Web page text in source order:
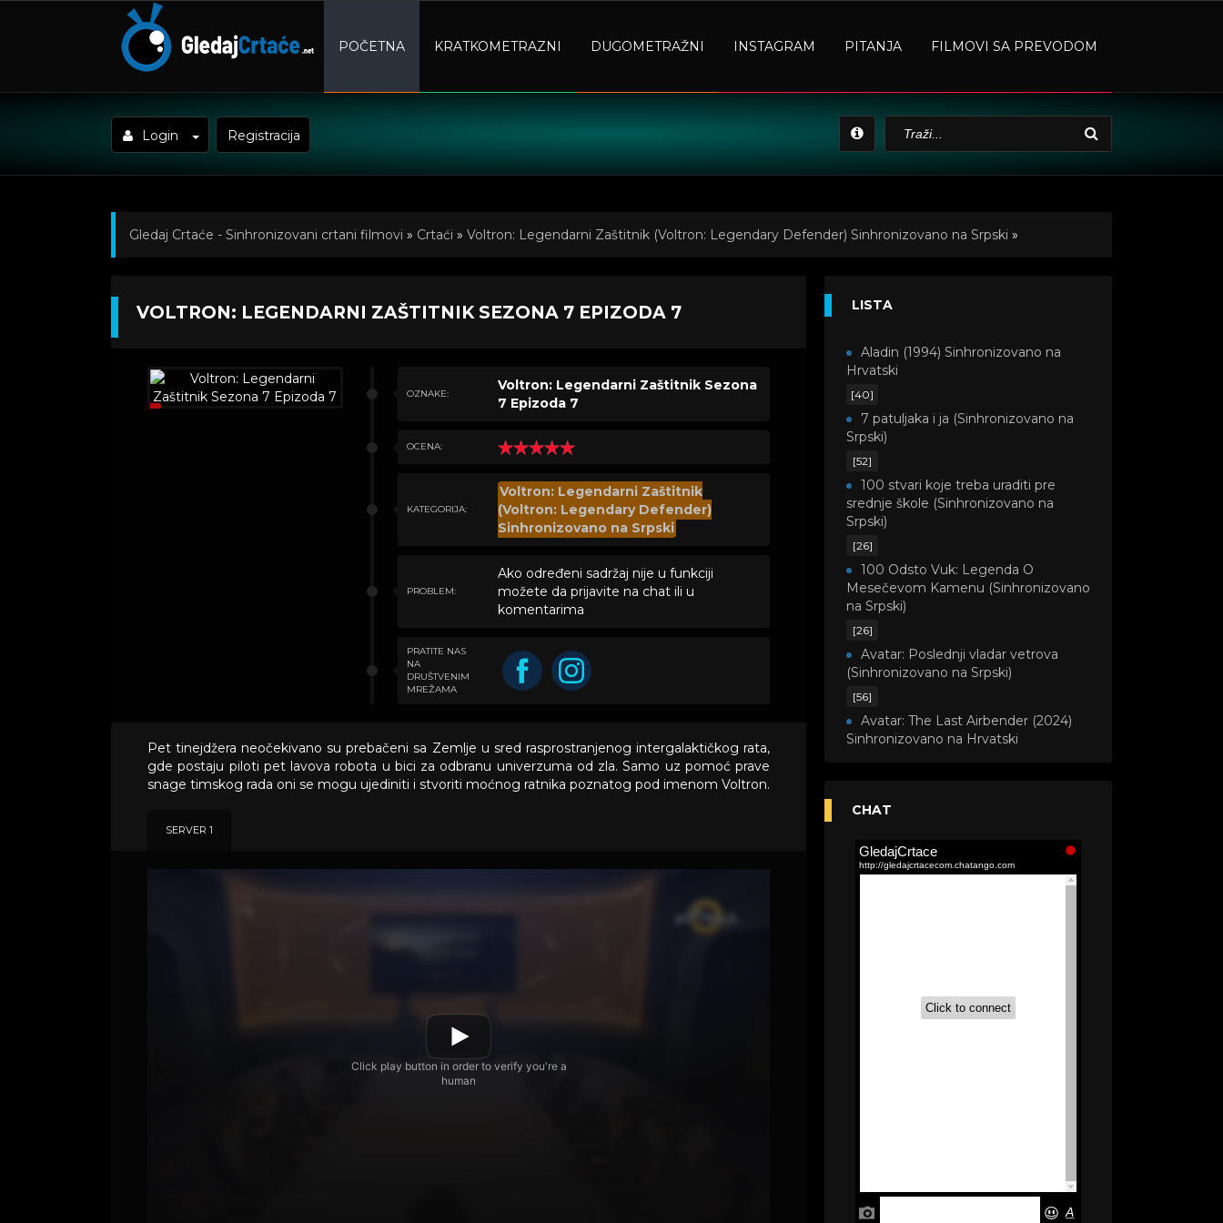
POČETNA KRATKOMETRAZNI DUGOMETRAŽNI INSTAGRAM PITANJA FILMOVI SA PREVODOM
Login Registracija
Gledaj Crtaće - Sinhronizovani crtani filmovi » Crtaći » Voltron: Legendarni Zaštitnik (Voltron: Legendary Defender) Sinhronizovano na Srpski »
VOLTRON: LEGENDARNI ZAŠTITNIK SEZONA 7 EPIZODA 7
OZNAKE:
Voltron: Legendarni Zaštitnik Sezona
7 Epizoda 7
OCENA:
KATEGORIJA:
Voltron: Legendarni Zaštitnik
(Voltron: Legendary Defender)
Sinhronizovano na Srpski
PROBLEM:
Ako određeni sadržaj nije u funkciji
možete da prijavite na chat ili u
komentarima
PRATITE NAS
NA
DRUŠTVENIM
MREŽAMA
Pet tinejdžera neočekivano su prebačeni sa Zemlje u sred rasprostranjenog intergalaktičkog rata,
gde postaju piloti pet lavova robota u bici za odbranu univerzuma od zla. Samo uz pomoć prave
snage timskog rada oni se mogu ujediniti i stvoriti moćnog ratnika poznatog pod imenom Voltron.
SERVER 1
LISTA
Aladin (1994) Sinhronizovano na
Hrvatski
[40]
7 patuljaka i ja (Sinhronizovano na
Srpski)
[52]
100 stvari koje treba uraditi pre
srednje škole (Sinhronizovano na
Srpski)
[26]
100 Odsto Vuk: Legenda O
Mesečevom Kamenu (Sinhronizovano
na Srpski)
[26]
Avatar: Poslednji vladar vetrova
(Sinhronizovano na Srpski)
[56]
Avatar: The Last Airbender (2024)
Sinhronizovano na Hrvatski
(Sinhronizovano na Srpski)
Akademija čarolija (Wits Academy)
Sinhronizovano na Srpski
Tunes,2020) Sinhronizovano na Srpski
Okura (Sinhronizovano na Srpski)
CHAT